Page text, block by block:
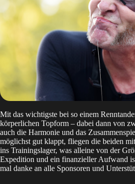
Mit das wichtigste bei so einem
körperlichen Topform – dabei dann von
auch die Harmonie und das
möglichst gut klappt, fliegen die beiden
ins Trainingslager, was alleine von der
Expedition und ein finanzieller Aufwand
mal danke an alle Sponsoren und